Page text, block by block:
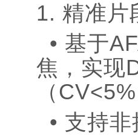
1. 精准
• 基于
焦，实现
（
• 支持